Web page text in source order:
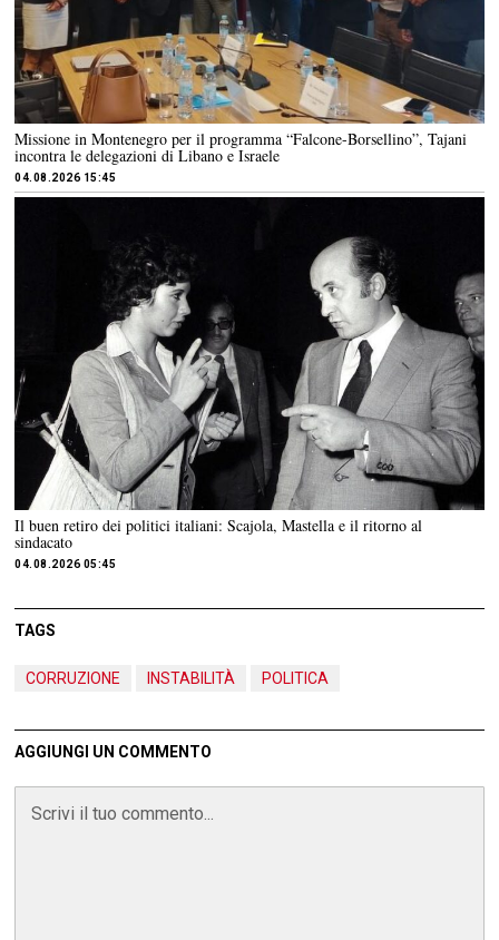
Missione in Montenegro per il programma “Falcone-Borsellino”, Tajani
incontra le delegazioni di Libano e Israele
04.08.2026 15:45
Il buen retiro dei politici italiani: Scajola, Mastella e il ritorno al
sindacato
04.08.2026 05:45
TAGS
CORRUZIONE INSTABILITÀ POLITICA
AGGIUNGI UN COMMENTO